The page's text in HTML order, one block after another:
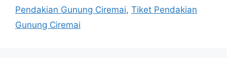
Pendakian Gunung Ciremai, Tiket Pendakian
Gunung Ciremai